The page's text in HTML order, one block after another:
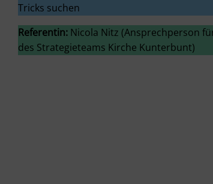
Tricks suchen
Referentin: Nicola Nitz (Ansprechperson
des Strategieteams Kirche Kunterbunt)